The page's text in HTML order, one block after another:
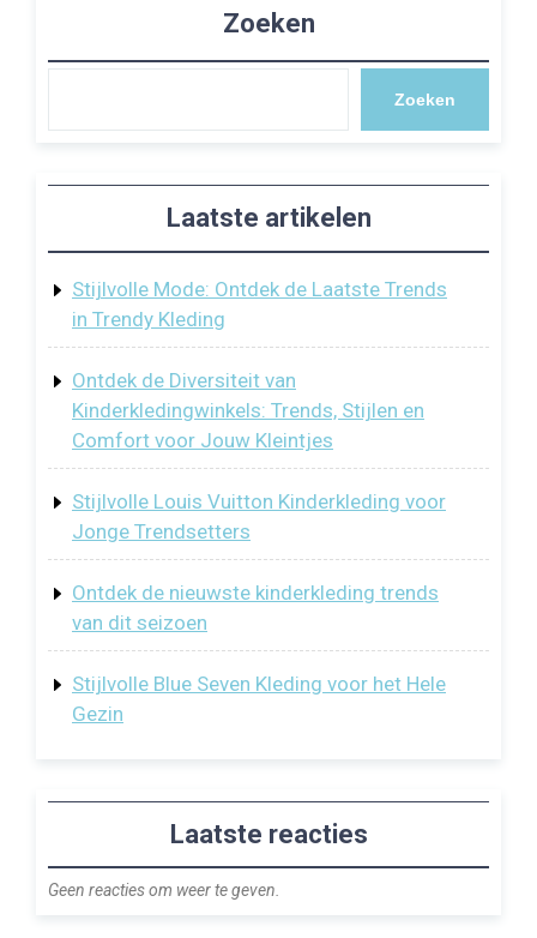
Zoeken
Zoeken
Laatste artikelen
Stijlvolle Mode: Ontdek de Laatste Trends
in Trendy Kleding
Ontdek de Diversiteit van
Kinderkledingwinkels: Trends, Stijlen en
Comfort voor Jouw Kleintjes
Stijlvolle Louis Vuitton Kinderkleding voor
Jonge Trendsetters
Ontdek de nieuwste kinderkleding trends
van dit seizoen
Stijlvolle Blue Seven Kleding voor het Hele
Gezin
Laatste reacties
Geen reacties om weer te geven.